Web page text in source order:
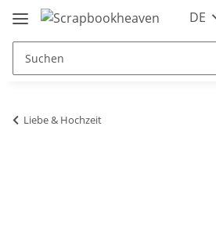
DE
Liebe & Hochzeit